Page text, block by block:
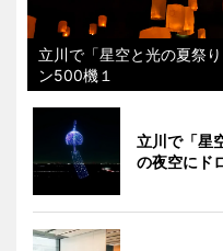
立川で「星空と光の夏祭
ン500機１
立川で「星
の夜空にド